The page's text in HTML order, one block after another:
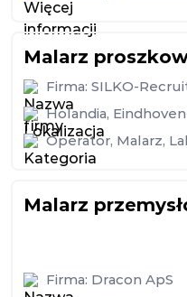
Malarz
Firma: SILKO-
Holandia, Eindhoven
Operator, Malarz,
Malarz
Firma: Dracon ApS